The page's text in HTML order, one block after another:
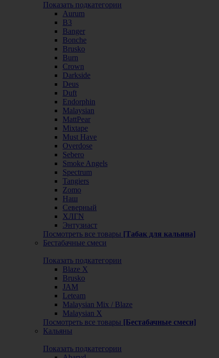
Показать подкатегории
Aurum
B3
Banger
Bonche
Brusko
Burn
Crown
Darkside
Deus
Duft
Endorphin
Malaysian
MattPear
Mixtape
Must Have
Overdose
Sebero
Smoke Angels
Spectrum
Tangiers
Zomo
Наш
Северный
ХЛГN
Энтузиаст
Посмотреть все товары [Табак для кальяна]
Бестабачные смеси
Показать подкатегории
Blaze X
Brusko
JAM
Leteam
Malaysian Mix / Blaze
Malaysian X
Посмотреть все товары [Бестабачные смеси]
Кальяны
Показать подкатегории